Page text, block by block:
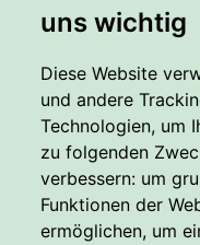
uns wichtig
Diese Website
und andere
Technologien, um
zu folgenden
verbessern: um
Funktionen der
ermöglichen, um
Alles rund um den
Liefer- Und
AGB
Vertrag